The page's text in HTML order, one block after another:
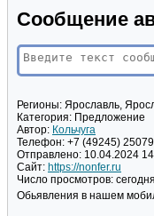
Сообщение
Регионы: Ярославль,
Категория: Предложение
Автор: Кольчуга
Телефон: +7 (49245) 25079
Отправлено: 10.04.2024
Сайт: https://nonfer.ru
Число просмотров:
Обьявления в нашем